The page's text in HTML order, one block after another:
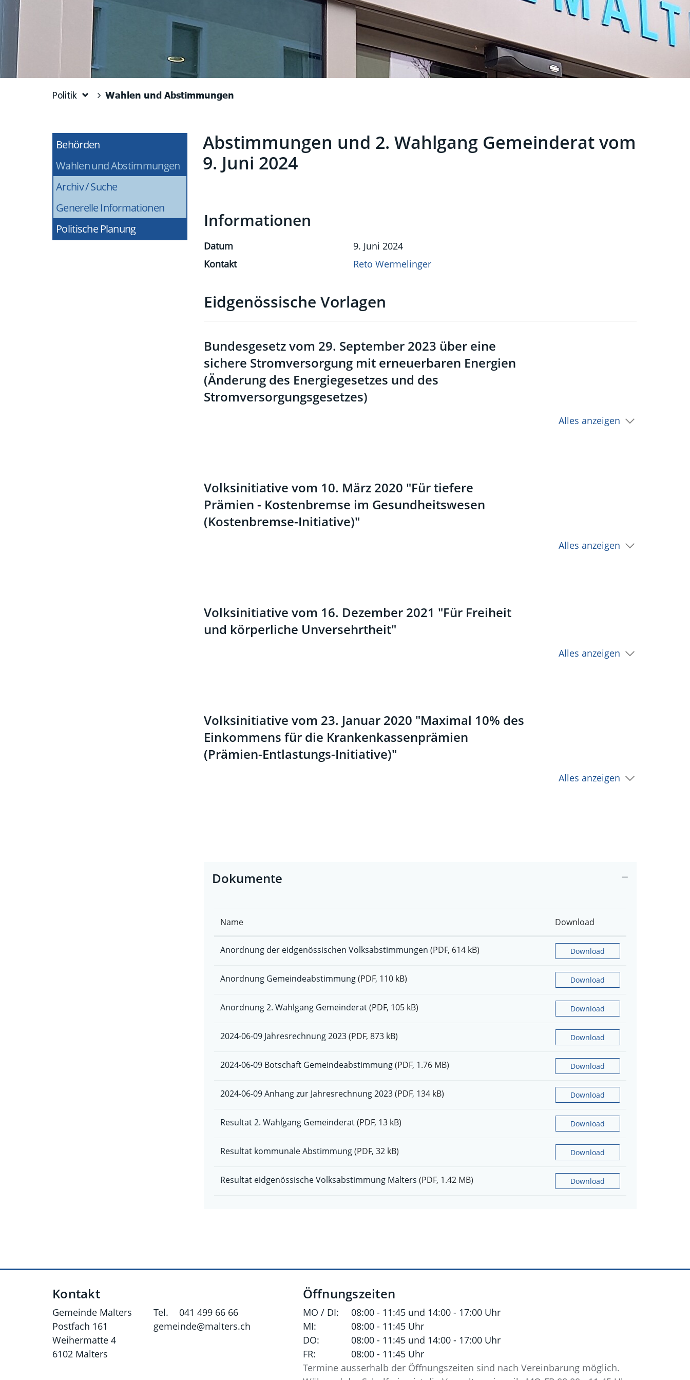
Politik Wahlen und Abstimmungen
Behörden
Wahlen und Abstimmungen (ausgewählt)
Archiv / Suche
Generelle Informationen
Politische Planung
Abstimmungen und 2. Wahlgang Gemeinderat vom
9. Juni 2024
Informationen
Datum
9. Juni 2024
Kontakt
Reto Wermelinger
Eidgenössische Vorlagen
Bundesgesetz vom 29. September 2023 über eine
sichere Stromversorgung mit erneuerbaren Energien
(Änderung des Energiegesetzes und des
Stromversorgungsgesetzes)
Alles anzeigen
Volksinitiative vom 10. März 2020 "Für tiefere
Prämien - Kostenbremse im Gesundheitswesen
(Kostenbremse-Initiative)"
Alles anzeigen
Volksinitiative vom 16. Dezember 2021 "Für Freiheit
und körperliche Unversehrtheit"
Alles anzeigen
Volksinitiative vom 23. Januar 2020 "Maximal 10% des
Einkommens für die Krankenkassenprämien
(Prämien-Entlastungs-Initiative)"
Alles anzeigen
Zugehörige Objekte
Dokumente
Name Download
Anordnung der eidgenössischen Volksabstimmungen (PDF, 614 kB) Download
Anordnung Gemeindeabstimmung (PDF, 110 kB) Download
Anordnung 2. Wahlgang Gemeinderat (PDF, 105 kB) Download
2024-06-09 Jahresrechnung 2023 (PDF, 873 kB) Download
2024-06-09 Botschaft Gemeindeabstimmung (PDF, 1.76 MB) Download
2024-06-09 Anhang zur Jahresrechnung 2023 (PDF, 134 kB) Download
Resultat 2. Wahlgang Gemeinderat (PDF, 13 kB) Download
Resultat kommunale Abstimmung (PDF, 32 kB) Download
Resultat eidgenössische Volksabstimmung Malters (PDF, 1.42 MB) Download
Kontakt
Gemeinde Malters
Postfach 161
Weihermatte 4
6102 Malters
Tel.
041 499 66 66
gemeinde@malters.ch
Öffnungszeiten
MO / DI:
08:00 - 11:45 und 14:00 - 17:00 Uhr
MI:
08:00 - 11:45 Uhr
DO:
08:00 - 11:45 und 14:00 - 17:00 Uhr
FR:
08:00 - 11:45 Uhr
Termine ausserhalb der Öffnungszeiten sind nach Vereinbarung möglich.